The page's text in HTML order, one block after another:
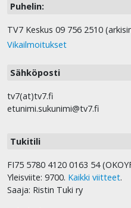
Puhelin:
TV7 Keskus 09 756 2510
Vikailmoitukset
Sähköposti
tv7(at)tv7.fi
etunimi.sukunimi@tv7.fi
Tukitili
FI75 5780 4120 0163 54
Yleisviite: 9700. Kaikki viitteet.
Saaja: Ristin Tuki ry